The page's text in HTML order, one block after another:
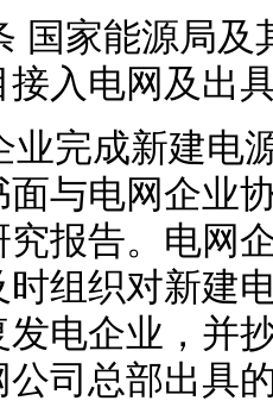
家能源局及
接入电网及出
完成新建电
面与电网企业
报告。电网
时组织对新建
发电企业，并
公司总部出具